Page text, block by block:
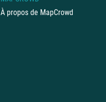
À propos de MapCrowd